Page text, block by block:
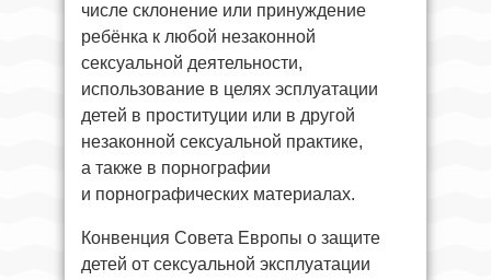
числе склонение или принуждение
ребёнка к любой незаконной
сексуальной деятельности,
использование в целях эсплуатации
детей в проституции или в другой
незаконной сексуальной практике,
а также в порнографии
и порнографических материалах.
Конвенция Совета Европы о защите
детей от сексуальной эксплуатации